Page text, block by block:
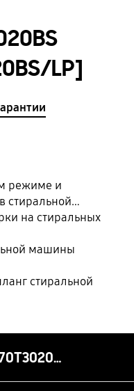
LP]
режиме и
стиральной
на стиральных
машины
стиральной
WW70T3020BS